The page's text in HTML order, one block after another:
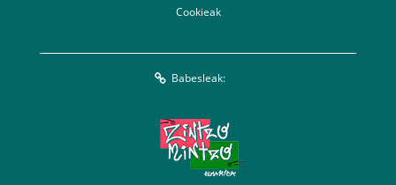
Cookieak
Babesleak: